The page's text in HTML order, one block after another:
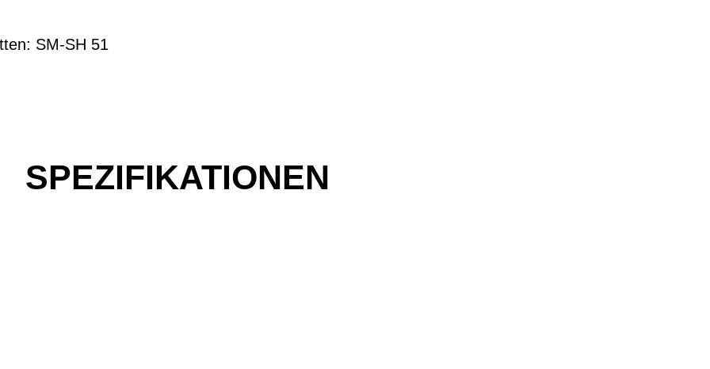
SM-SH 51
SPEZIFIKATIONEN